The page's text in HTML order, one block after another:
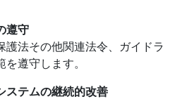
遵守
護法その他関連法令、ガイドラ
遵守します。
ステムの継続的改善